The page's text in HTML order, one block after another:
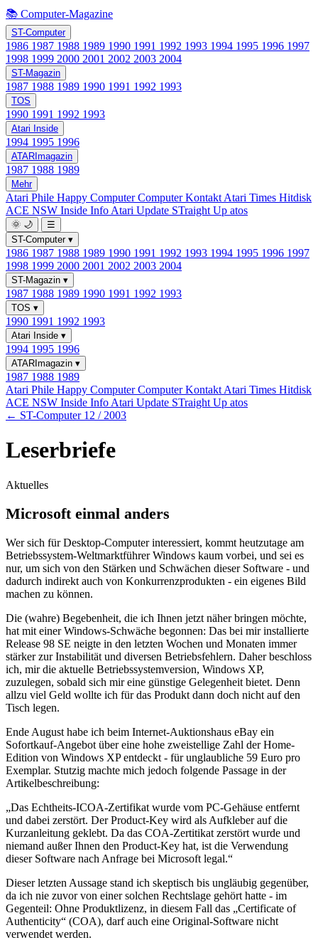
📚 Computer-Magazine
ST-Computer
1986 1987 1988 1989 1990 1991 1992 1993 1994 1995 1996 1997
1998 1999 2000 2001 2002 2003 2004
ST-Magazin
1987 1988 1989 1990 1991 1992 1993
TOS
1990 1991 1992 1993
Atari Inside
1994 1995 1996
ATARImagazin
1987 1988 1989
Mehr
Atari Phile Happy ComputerComputer Kontakt Atari Times Hitdisk
ACE NSW Inside Info Atari Update STraight Up atos
🌞 🌙
☰
ST-Computer ▾
1986 1987 1988 1989 1990 1991 1992 1993 1994 1995 1996 1997
1998 1999 2000 2001 2002 2003 2004
ST-Magazin ▾
1987 1988 1989 1990 1991 1992 1993
TOS ▾
1990 1991 1992 1993
Atari Inside ▾
1994 1995 1996
ATARImagazin ▾
1987 1988 1989
Atari Phile Happy ComputerComputer Kontakt Atari Times Hitdisk
ACE NSW Inside Info Atari Update STraight Up atos
← ST-Computer 12 / 2003
Leserbriefe
Aktuelles
Microsoft einmal anders
Wer sich für Desktop-Computer interessiert, kommt heutzutage am
Betriebssystem-Weltmarktführer Windows kaum vorbei, und sei es
nur, um sich von den Stärken und Schwächen dieser Software - und
dadurch indirekt auch von Konkurrenzprodukten - ein eigenes Bild
machen zu können.
Die (wahre) Begebenheit, die ich Ihnen jetzt näher bringen möchte,
hat mit einer Windows-Schwäche begonnen: Das bei mir installierte
Release 98 SE neigte in den letzten Wochen und Monaten immer
stärker zur Instabilität und diversen Betriebsfehlern. Daher beschloss
ich, mir die aktuelle Betriebssystemversion, Windows XP,
zuzulegen, sobald sich mir eine günstige Gelegenheit bietet. Denn
allzu viel Geld wollte ich für das Produkt dann doch nicht auf den
Tisch legen.
Ende August habe ich beim Internet-Auktionshaus eBay ein
Sofortkauf-Angebot über eine hohe zweistellige Zahl der Home-
Edition von Windows XP entdeckt - für unglaubliche 59 Euro pro
Exemplar. Stutzig machte mich jedoch folgende Passage in der
Artikelbeschreibung:
„Das Echtheits-ICOA-Zertifikat wurde vom PC-Gehäuse entfernt
und dabei zerstört. Der Product-Key wird als Aufkleber auf die
Kurzanleitung geklebt. Da das COA-Zertitikat zerstört wurde und
niemand außer Ihnen den Product-Key hat, ist die Verwendung
dieser Software nach Anfrage bei Microsoft legal.“
Dieser letzten Aussage stand ich skeptisch bis ungläubig gegenüber,
da ich nie zuvor von einer solchen Rechtslage gehört hatte - im
Gegenteil: Ohne Produktlizenz, in diesem Fall das „Certificate of
Authenticity“ (COA), darf auch eine Original-Software nicht
verwendet werden.